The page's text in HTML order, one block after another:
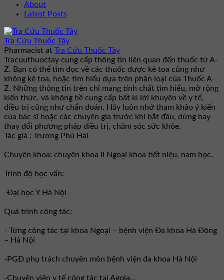
About
Latest Posts
Tra Cứu Thuốc Tây
Pharmacist at Tra Cứu Thuốc Tây
Tracuuthuoctay cung cấp thông tin liên quan đến thuốc từ A-
Z. Bạn có thể tìm đọc về các thuốc được kê toa cũng như
không kê toa, hoặc tìm hiểu dựa trên phân loại của Thuốc A-
Z. Những thông tin trên chỉ mang tính chất tìm hiểu, mở rộng
kiến thức, và không hề cung cấp bất kì lời khuyên về y tế,
điều trị cũng như chẩn đoán. Hãy luôn nhớ tham khảo ý kiến
của bác sĩ hoặc các chuyên gia trước khi bắt đầu, dừng hay
thay đổi phương pháp điều trị, chăm sóc sức khỏe.
Tác giả : Trương Phú Hải
Chuyên khoa: chuyên khoa II Ngoại khoa tiết niệu, nam học.
Trình độ học vấn:
-Đại học Y Hà Nội
Quá trình công tác:
- Từng công tác tại khoa Ngoại – bệnh viện Đa khoa Hà Đông
– Hà Nội
-PGĐ phụ trách chuyên môn bệnh viện đa khoa Hà Nội
-Chuyên viên y tế công tác tại Agola...